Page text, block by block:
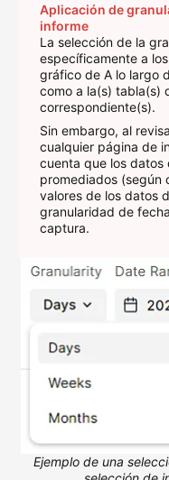
Aplicación de
informe
La selección de la
específicamente a
gráfico de A lo largo
como a la(s) tabla(s)
correspondiente(s).
Sin embargo, al
cualquier página de
cuenta que los datos
promediados (según
valores de los datos
granularidad de
captura.
Ejemplo de una